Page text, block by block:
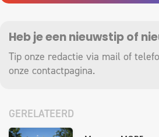
Heb je een nieuwstip of
Tip onze redactie via mail of
onze contactpagina.
GERELATEERD